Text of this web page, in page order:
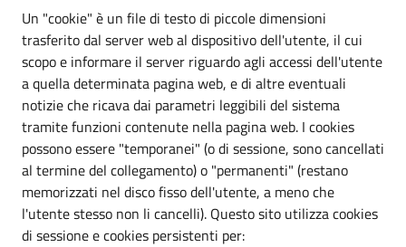
Un "cookie" è un file di testo di piccole dimensioni
trasferito dal server web al dispositivo dell'utente, il cui
scopo e informare il server riguardo agli accessi dell'utente
a quella determinata pagina web, e di altre eventuali
notizie che ricava dai parametri leggibili del sistema
tramite funzioni contenute nella pagina web. I cookies
possono essere "temporanei" (o di sessione, sono cancellati
al termine del collegamento) o "permanenti" (restano
memorizzati nel disco fisso dell'utente, a meno che
l'utente stesso non li cancelli). Questo sito utilizza cookies
di sessione e cookies persistenti per: